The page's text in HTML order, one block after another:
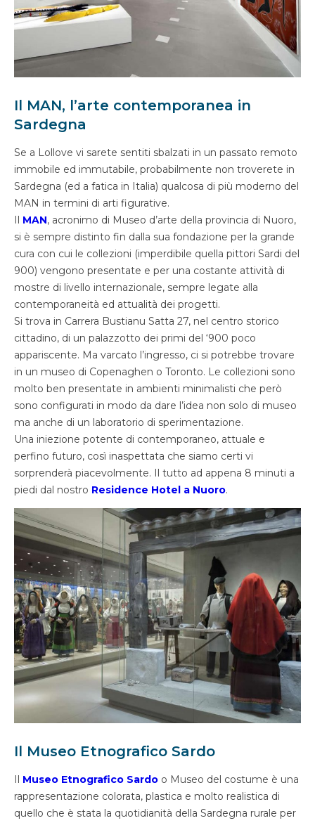
Il MAN, l’arte contemporanea in
Sardegna
Se a Lollove vi sarete sentiti sbalzati in un passato remoto
immobile ed immutabile, probabilmente non troverete in
Sardegna (ed a fatica in Italia) qualcosa di più moderno del
MAN in termini di arti figurative.
Il MAN, acronimo di Museo d’arte della provincia di Nuoro,
si è sempre distinto fin dalla sua fondazione per la grande
cura con cui le collezioni (imperdibile quella pittori Sardi del
900) vengono presentate e per una costante attività di
mostre di livello internazionale, sempre legate alla
contemporaneità ed attualità dei progetti.
Si trova in Carrera Bustianu Satta 27, nel centro storico
cittadino, di un palazzotto dei primi del ‘900 poco
appariscente. Ma varcato l’ingresso, ci si potrebbe trovare
in un museo di Copenaghen o Toronto. Le collezioni sono
molto ben presentate in ambienti minimalisti che però
sono configurati in modo da dare l’idea non solo di museo
ma anche di un laboratorio di sperimentazione.
Una iniezione potente di contemporaneo, attuale e
perfino futuro, così inaspettata che siamo certi vi
sorprenderà piacevolmente. Il tutto ad appena 8 minuti a
piedi dal nostro Residence Hotel a Nuoro.
Il Museo Etnografico Sardo
Il Museo Etnografico Sardo o Museo del costume è una
rappresentazione colorata, plastica e molto realistica di
quello che è stata la quotidianità della Sardegna rurale per